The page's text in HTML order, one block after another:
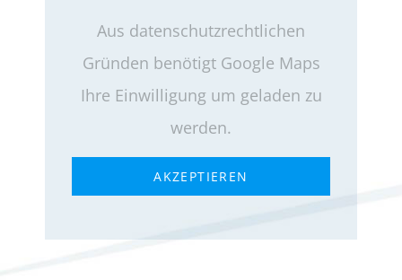
Aus datenschutzrechtlichen
Gründen benötigt Google Maps
Ihre Einwilligung um geladen zu
werden.
AKZEPTIEREN